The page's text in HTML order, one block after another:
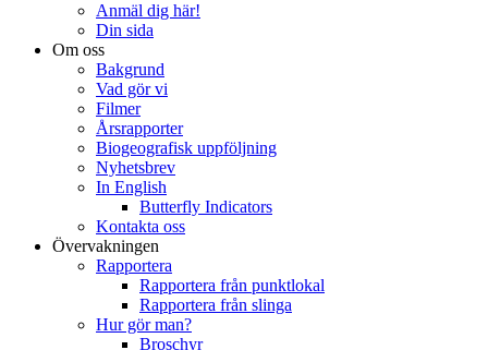
Anmäl dig här!
Din sida
Om oss
Bakgrund
Vad gör vi
Filmer
Årsrapporter
Biogeografisk uppföljning
Nyhetsbrev
In English
Butterfly Indicators
Kontakta oss
Övervakningen
Rapportera
Rapportera från punktlokal
Rapportera från slinga
Hur gör man?
Broschyr